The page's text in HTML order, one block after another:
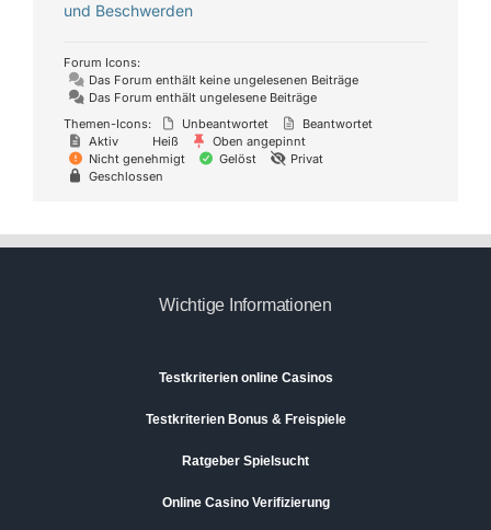
und Beschwerden
Forum Icons:
Das Forum enthält keine ungelesenen Beiträge
Das Forum enthält ungelesene Beiträge
Themen-Icons:
Unbeantwortet
Beantwortet
Aktiv
Heiß
Oben angepinnt
Nicht genehmigt
Gelöst
Privat
Geschlossen
Wichtige Informationen
Testkriterien online Casinos
Testkriterien Bonus & Freispiele
Ratgeber Spielsucht
Online Casino Verifizierung